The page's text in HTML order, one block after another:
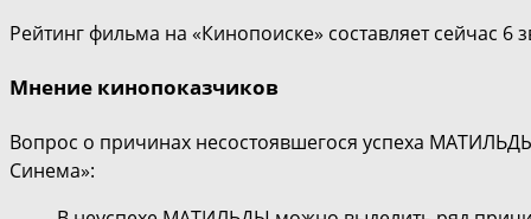
Рейтинг фильма на «Кинопоиске» составляет сейчас 6
Мнение кинопоказчиков
Вопрос о причинах несостоявшегося успеха
Синема»: